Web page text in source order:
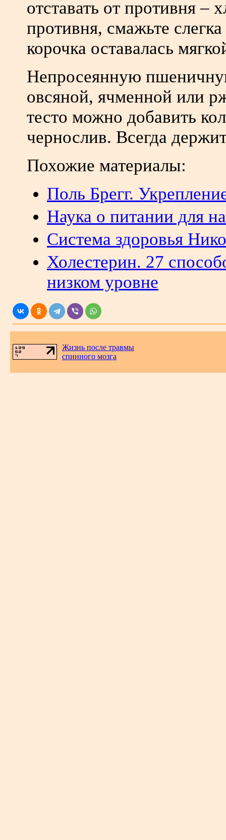
отставать от противня –
противня, смажьте
корочка оставалась
Непросеянную
овсяной, ячменной или
тесто можно добавить
чернослив. Всегда
Похожие материалы:
Поль Брегг.
Наука о питании для
Система здоровья
Холестерин. 27
низком уровне
Жизнь после травмы
спинного мозга